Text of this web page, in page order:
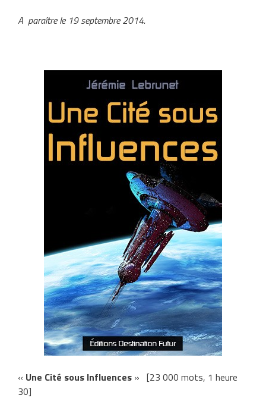
A paraître le 19 septembre 2014.
« Une Cité sous Influences » [23 000 mots, 1 heure
30]